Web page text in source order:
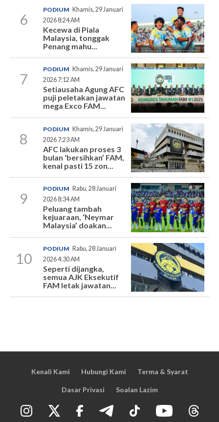
6
PODIUM Khamis, 29 Januari
2026 8:24 AM
Kecewa di Piala
Malaysia, tonggak
Penang mahu...
7
PODIUM Khamis, 29 Januari
2026 7:12 AM
Setiausaha Agung AFC
puji peletakan jawatan
mega Exco FAM...
8
PODIUM Khamis, 29 Januari
2026 7:23 AM
AFC lakukan proses 3
bulan ‘bersihkan’ FAM,
kenal pasti 15 zon...
9
PODIUM Rabu, 28 Januari
2026 8:34 AM
Peluang tambah
kejuaraan, ‘Neymar
Malaysia’ doakan...
10
PODIUM Rabu, 28 Januari
2026 4:30 AM
Seperti dijangka,
semua AJK Eksekutif
FAM letak jawatan...
Kenali Kami Hubungi Kami Terma & Syarat
Dasar Privasi Soalan Lazim